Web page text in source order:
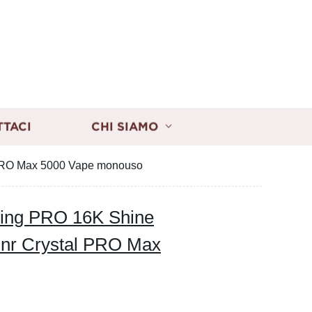
CHI SIAMO
Max 5000 Vape monouso
PRO 16K Shine
Crystal PRO Max